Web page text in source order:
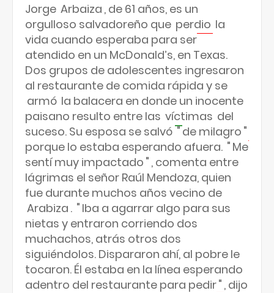
Jorge Arbaiza , de 61 años, es un
orgulloso salvadoreño que perdio la
vida cuando esperaba para ser
atendido en un McDonald’s, en Texas.
Dos grupos de adolescentes ingresaron
al restaurante de comida rápida y se
armó la balacera en donde un inocente
paisano resulto entre las víctimas del
suceso. Su esposa se salvó "de milagro "
porque lo estaba esperando afuera. " Me
sentí muy impactado " , comenta entre
lágrimas el señor Raúl Mendoza, quien
fue durante muchos años vecino de
Arabiza . " Iba a agarrar algo para sus
nietas y entraron corriendo dos
muchachos, atrás otros dos
siguiéndolos. Dispararon ahí, al pobre le
tocaron. Él estaba en la línea esperando
adentro del restaurante para pedir" , dijo